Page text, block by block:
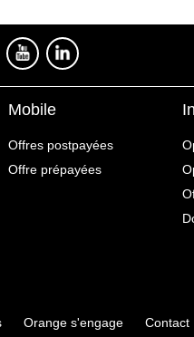
Mobile
Offres postpayées
Offre prépayées
Orange s'engage Contact